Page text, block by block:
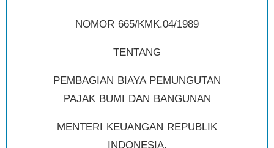
NOMOR 665/KMK.04/1989
TENTANG
PEMBAGIAN BIAYA PEMUNGUTAN
PAJAK BUMI DAN BANGUNAN
MENTERI KEUANGAN REPUBLIK
INDONESIA,